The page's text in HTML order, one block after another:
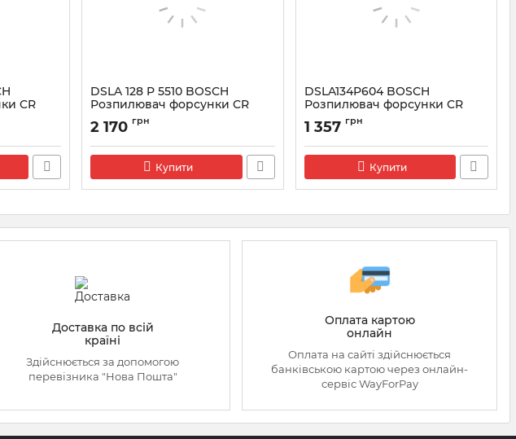
CR
DSLA 128 P 5510 BOSCH
Розпилювач форсунки CR
0433175510
Артикул:
2 170 грн
Купити
DSLA134P604 BOSCH
Розпилювач форсунки CR
0433175114
Артикул:
1 357 грн
Купити
Доставка по всій
країні
Здійснюється за допомогою
перевізника "Нова Пошта"
Оплата картою
онлайн
Оплата на сайті здійснюється
банківською картою через онлайн-
сервіс WayForPay